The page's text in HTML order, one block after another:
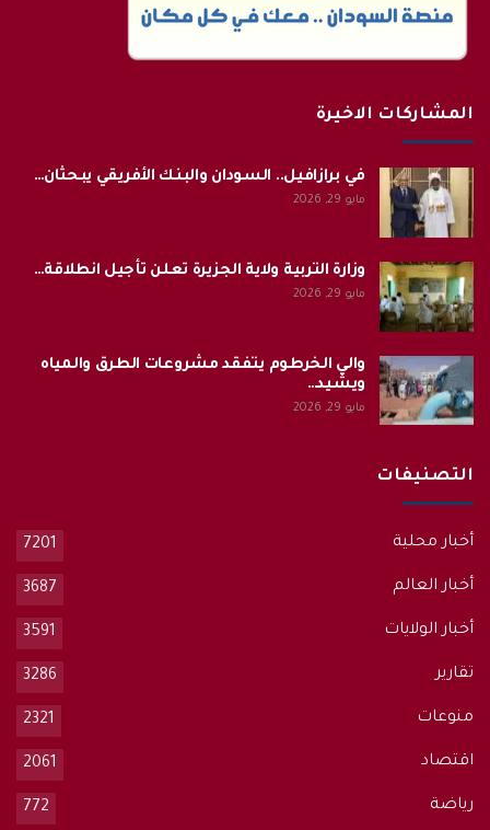
المشاركات الاخيرة
في برازافيل.. السودان والبنك الأفريقي يبحثان…
مايو 29, 2026
وزارة التربية ولاية الجزيرة تعلن تأجيل انطلاقة…
مايو 29, 2026
والي الخرطوم يتفقد مشروعات الطرق والمياه
ويشيد…
مايو 29, 2026
التصنيفات
أخبار محلية 7201
أخبار العالم 3687
أخبار الولايات 3591
تقارير 3286
منوعات 2321
اقتصاد 2061
رياضة 772